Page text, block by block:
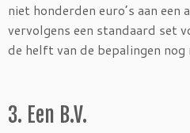
niet honderden euro’s aan
vervolgens een standaard set
de helft van de bepalingen nog
3. Een B.V.